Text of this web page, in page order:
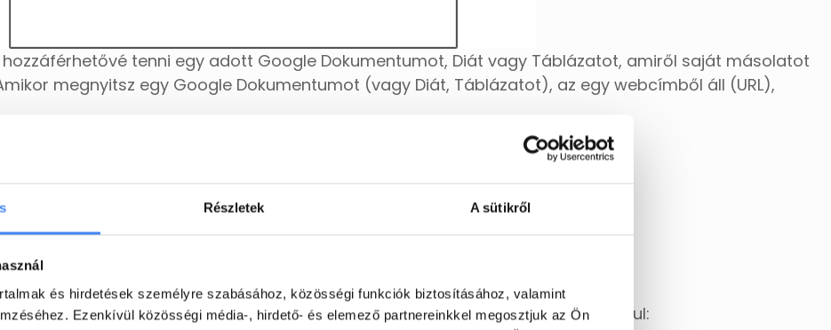
Részletek A sütikről
és hirdetések személyre szabásához, közösségi funkciók biztosításához, valamint
Ezenkívül közösségi média-, hirdető- és elemező partnereinkkel megosztjuk az Ön
tenni egy adott Google Dokumentumot, Diát vagy Táblázatot, amiről saját másolatot
megnyitsz egy Google Dokumentumot (vagy Diát, Táblázatot), az egy webcímből áll (URL),
a Google alkalmazásokat, hogy megnyissa az adott dokumentumot. Például: